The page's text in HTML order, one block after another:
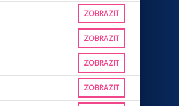
ZOBRAZIT
ZOBRAZIT
ZOBRAZIT
ZOBRAZIT